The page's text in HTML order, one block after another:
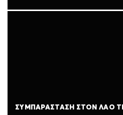
ΣΥΜΠΑΡΆΣΤΑΣΗ ΣΤΟΝ ΛΑΌ